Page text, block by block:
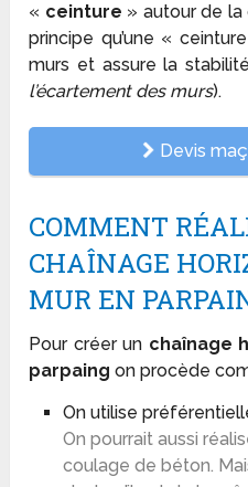
« ceinture » autour de la
principe qu’une «
murs et assure la
l’écartement des murs).
Devis
COMMENT
CHAÎNAGE
MUR EN
Pour créer un chaînage
parpaing on procède
On utilise
On pourrait aussi
coulage de béton.